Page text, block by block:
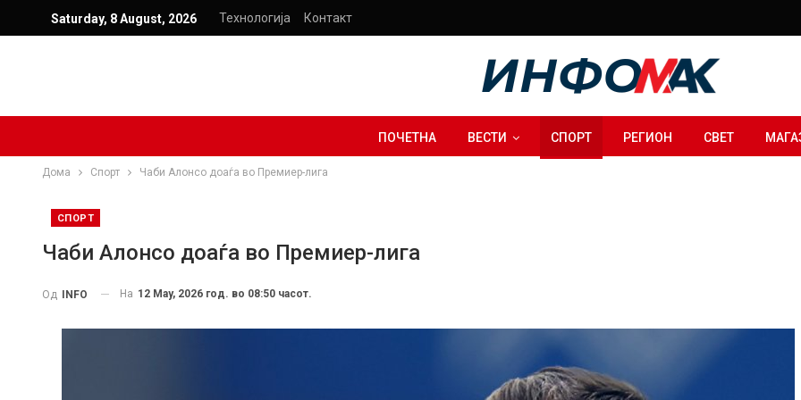
Saturday, 8 August, 2026 Технологија Контакт
ПОЧЕТНА ВЕСТИ СПОРТ РЕГИОН СВЕТ
Дома Спорт Чаби Алонсо доаѓа во Премиер-лига
СПОРТ
Чаби Алонсо доаѓа во Премиер-лига
Од INFO На 12 May, 2026 год. во 08:50 часот.